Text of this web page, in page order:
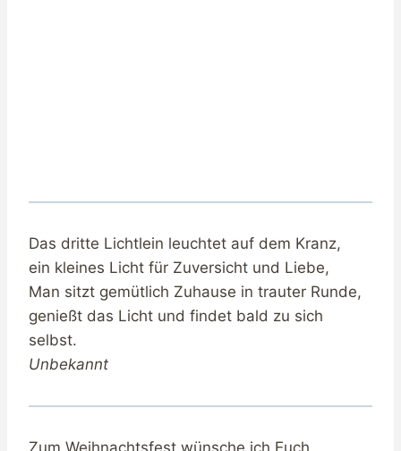
Das dritte Lichtlein leuchtet auf dem Kranz,
ein kleines Licht für Zuversicht und Liebe,
Man sitzt gemütlich Zuhause in trauter Runde,
genießt das Licht und findet bald zu sich
selbst.
Unbekannt
Zum Weihnachtsfest wünsche ich Euch